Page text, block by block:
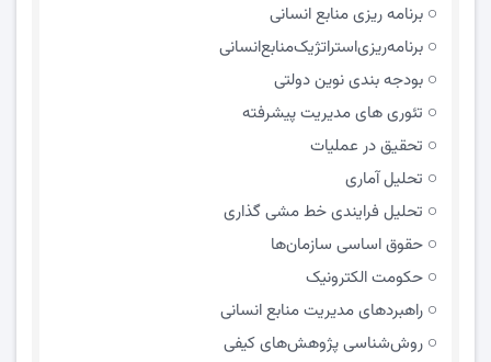
برنامه ریزی منابع انسانی
برنامه‌ریزی‌استراتژیک‌منابع‌انسانی
بودجه بندی نوین دولتی
تئوری های مدیریت پیشرفته
تحقیق در عملیات
تحلیل آماری
تحلیل فرایندی خط مشی گذاری
حقوق اساسی سازمان‌ها
حکومت الکترونیک
راهبردهای مدیریت منابع انسانی
روش‌شناسی پژوهش‌های کیفی